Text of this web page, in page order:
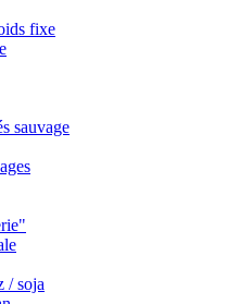
fixe
sauvage
/ soja